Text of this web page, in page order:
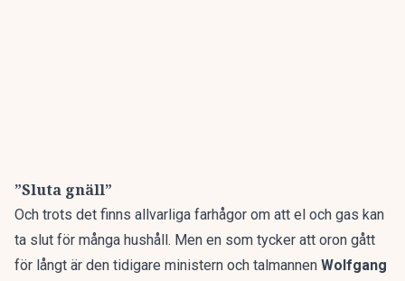
”Sluta gnäll”
Och trots det finns allvarliga farhågor om att el och gas kan
ta slut för många hushåll. Men en som tycker att oron gått
för långt är den tidigare ministern och talmannen Wolfgang